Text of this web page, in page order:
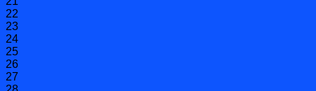
22
23
24
25
26
27